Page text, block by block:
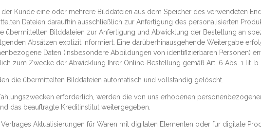
Kunde eine oder mehrere Bilddateien aus dem Speicher des verwendeten
Dateien daraufhin ausschließlich zur Anfertigung des personalisierten
übermittelten Bilddateien zur Anfertigung und Abwicklung der Bestellung an
Absätzen explizit informiert. Eine darüberhinausgehende Weitergabe
Daten (insbesondere Abbildungen von identifizierbaren Personen)
zum Zwecke der Abwicklung Ihrer Online-Bestellung gemäß Art. 6 Abs. 1 lit. b
die übermittelten Bilddateien automatisch und vollständig gelöscht.
erforderlich, werden die von uns erhobenen
das beauftragte Kreditinstitut weitergegeben.
Aktualisierungen für Waren mit digitalen Elementen oder für digitale